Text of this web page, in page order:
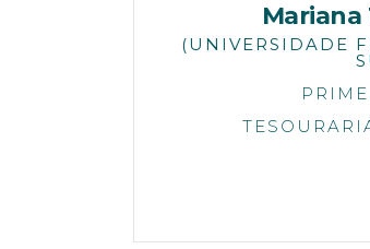
Mariana
(UNIVERSIDADE